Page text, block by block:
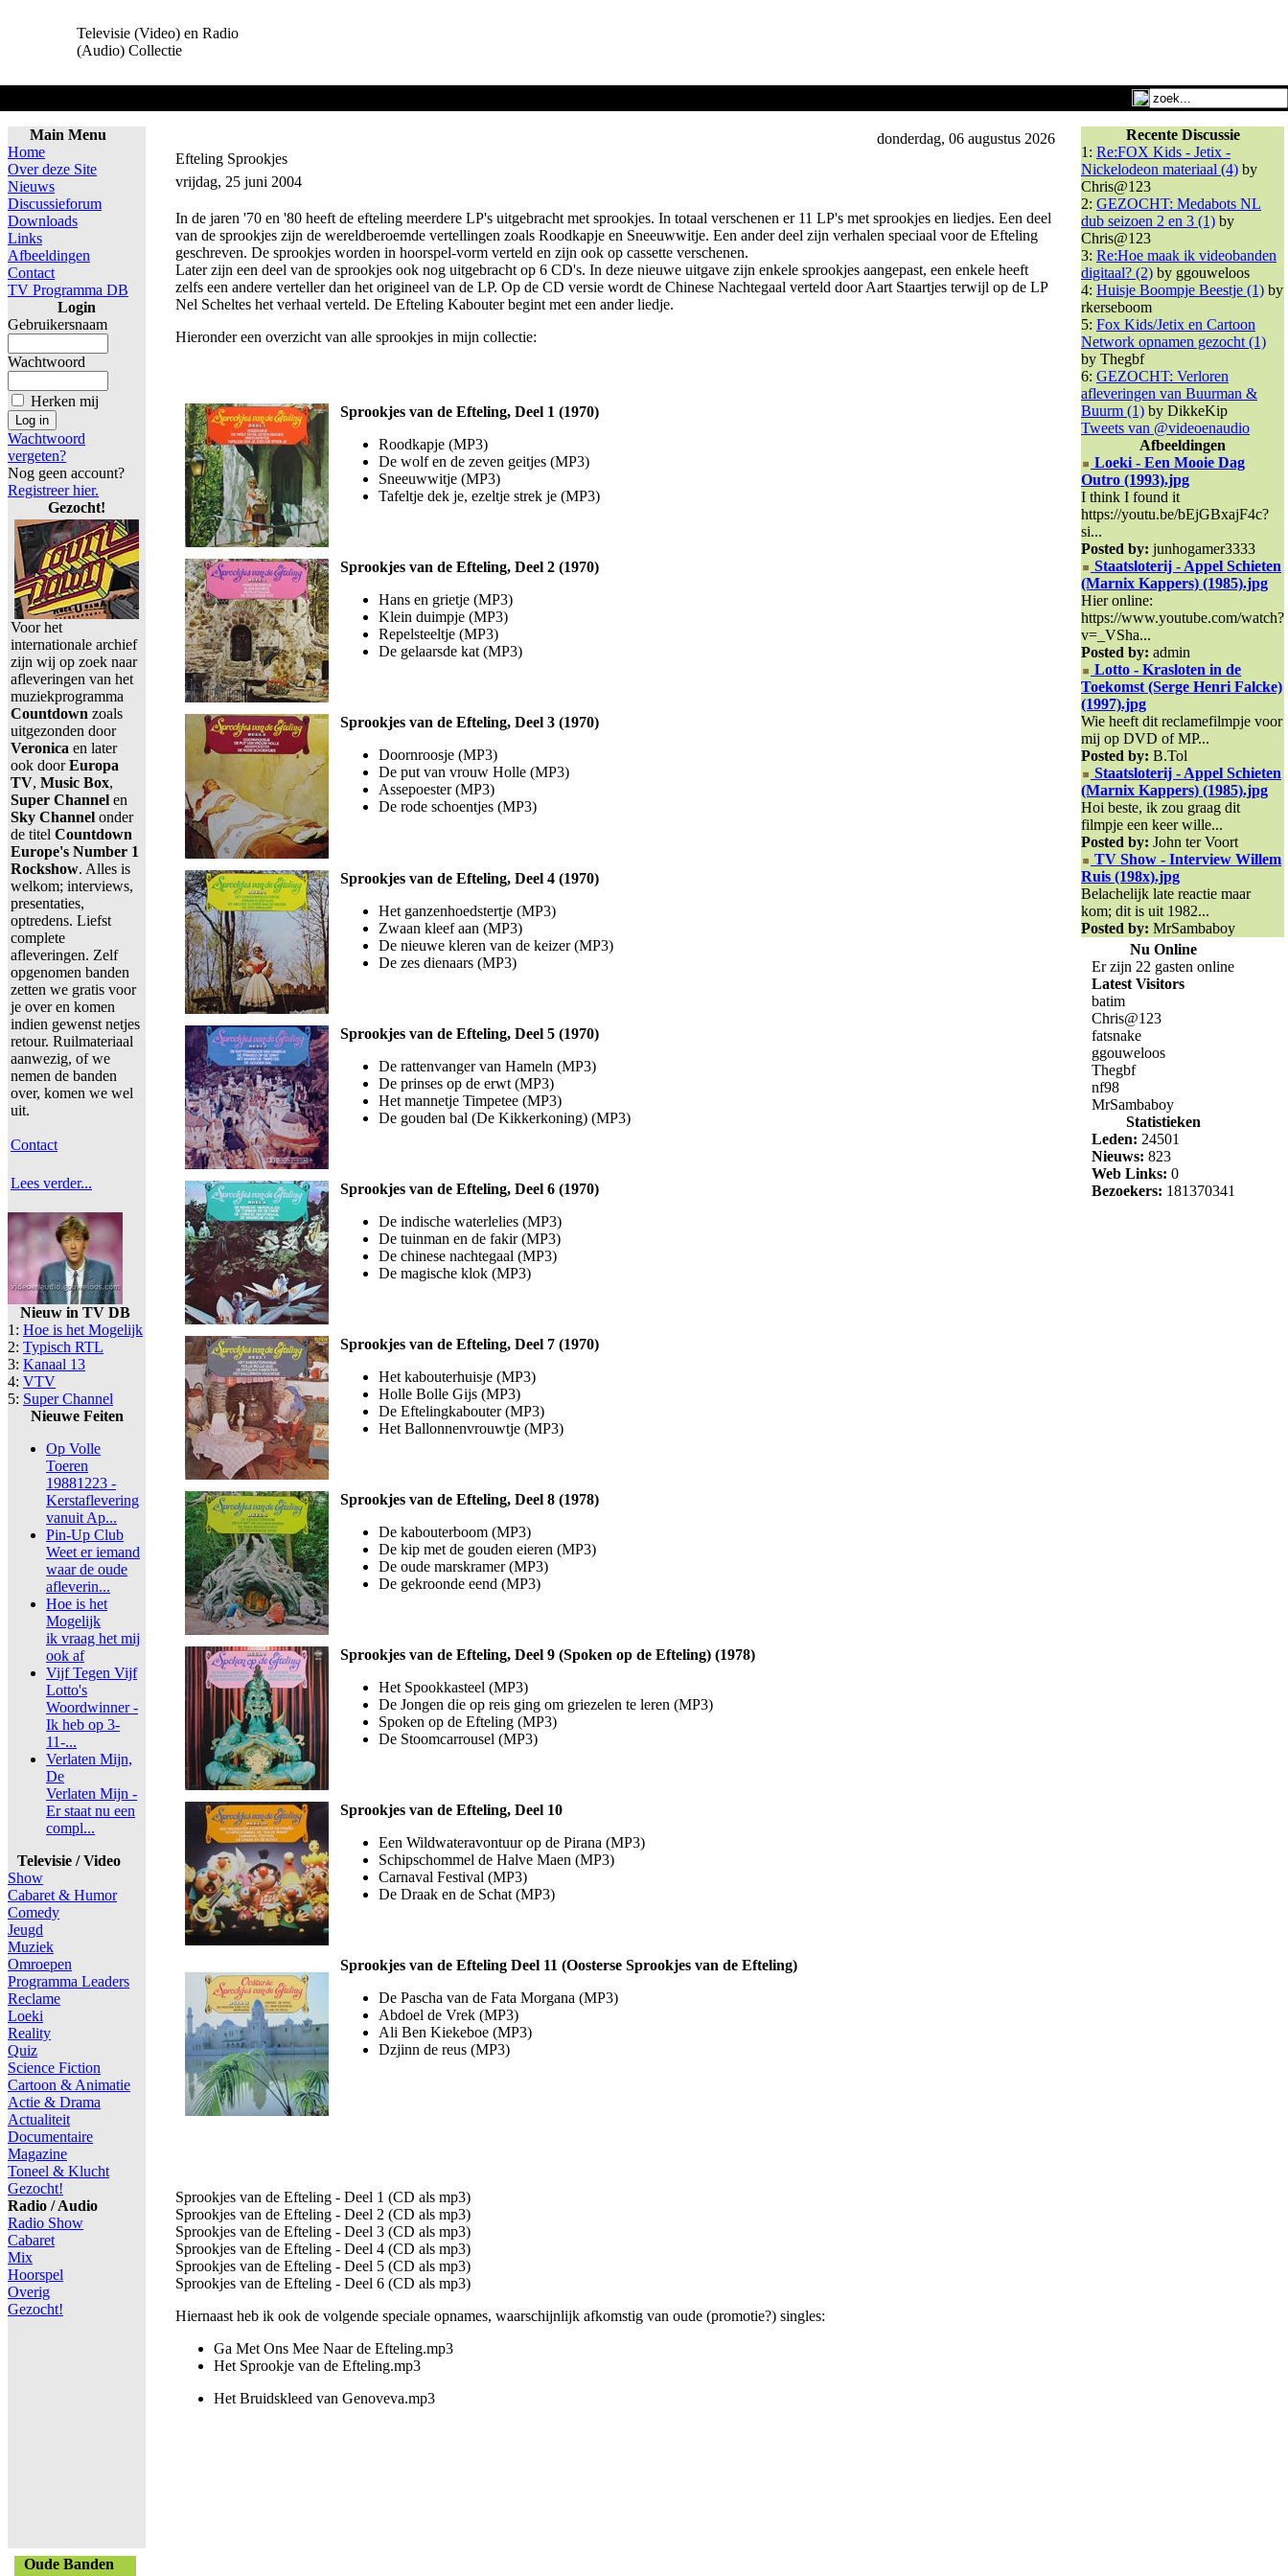
Televisie (Video) en Radio
(Audio) Collectie
Main Menu
Home
Over deze Site
Nieuws
Discussieforum
Downloads
Links
Afbeeldingen
Contact
TV Programma DB
Login
Gebruikersnaam
Wachtwoord
Herken mij
Wachtwoord
vergeten?
Nog geen account?
Registreer hier.
Gezocht!
Voor het
internationale archief
zijn wij op zoek naar
afleveringen van het
muziekprogramma
Countdown zoals
uitgezonden door
Veronica en later
ook doorEuropa
TV, Music Box,
Super Channel en
Sky Channel onder
de titel Countdown
Europe's Number 1
Rockshow. Alles is
welkom; interviews,
presentaties,
optredens. Liefst
complete
afleveringen. Zelf
opgenomen banden
zetten we gratis voor
je over en komen
indien gewenst netjes
retour. Ruilmateriaal
aanwezig, of we
nemen de banden
over, komen we wel
uit.
Contact
Lees verder...
Nieuw in TV DB
1: Hoe is het Mogelijk
2: Typisch RTL
3: Kanaal 13
4: VTV
5: Super Channel
Nieuwe Feiten
Op Volle
Toeren
19881223 -
Kerstaflevering
vanuit Ap...
Pin-Up Club
Weet er iemand
waar de oude
afleverin...
Hoe is het
Mogelijk
ik vraag het mij
ook af
Vijf Tegen Vijf
Lotto's
Woordwinner -
Ik heb op 3-
11-...
Verlaten Mijn,
De
Verlaten Mijn -
Er staat nu een
compl...
Televisie / Video
Show
Cabaret & Humor
Comedy
Jeugd
Muziek
Omroepen
Programma Leaders
Reclame
Loeki
Reality
Quiz
Science Fiction
Cartoon & Animatie
Actie & Drama
Actualiteit
Documentaire
Magazine
Toneel & Klucht
Gezocht!
Radio / Audio
Radio Show
Cabaret
Mix
Hoorspel
Overig
Gezocht!
Oude Banden
donderdag, 06 augustus 2026
Efteling Sprookjes
vrijdag, 25 juni 2004
In de jaren '70 en '80 heeft de efteling meerdere LP's uitgebracht met sprookjes. In totaal verschenen er 11 LP's met sprookjes en liedjes. Een deel
van de sprookjes zijn de wereldberoemde vertellingen zoals Roodkapje en Sneeuwwitje. Een ander deel zijn verhalen speciaal voor de Efteling
geschreven. De sprookjes worden in hoorspel-vorm verteld en zijn ook op cassette verschenen.
Later zijn een deel van de sprookjes ook nog uitgebracht op 6 CD's. In deze nieuwe uitgave zijn enkele sprookjes aangepast, een enkele heeft
zelfs een andere verteller dan het origineel van de LP. Op de CD versie wordt de Chinese Nachtegaal verteld door Aart Staartjes terwijl op de LP
Nel Scheltes het verhaal verteld. De Efteling Kabouter begint met een ander liedje.
Hieronder een overzicht van alle sprookjes in mijn collectie:
Sprookjes van de Efteling, Deel 1 (1970)
Roodkapje (MP3)
De wolf en de zeven geitjes (MP3)
Sneeuwwitje (MP3)
Tafeltje dek je, ezeltje strek je (MP3)
Sprookjes van de Efteling, Deel 2 (1970)
Hans en grietje (MP3)
Klein duimpje (MP3)
Repelsteeltje (MP3)
De gelaarsde kat (MP3)
Sprookjes van de Efteling, Deel 3 (1970)
Doornroosje (MP3)
De put van vrouw Holle (MP3)
Assepoester (MP3)
De rode schoentjes (MP3)
Sprookjes van de Efteling, Deel 4 (1970)
Het ganzenhoedstertje (MP3)
Zwaan kleef aan (MP3)
De nieuwe kleren van de keizer (MP3)
De zes dienaars (MP3)
Sprookjes van de Efteling, Deel 5 (1970)
De rattenvanger van Hameln (MP3)
De prinses op de erwt (MP3)
Het mannetje Timpetee (MP3)
De gouden bal (De Kikkerkoning) (MP3)
Sprookjes van de Efteling, Deel 6 (1970)
De indische waterlelies (MP3)
De tuinman en de fakir (MP3)
De chinese nachtegaal (MP3)
De magische klok (MP3)
Sprookjes van de Efteling, Deel 7 (1970)
Het kabouterhuisje (MP3)
Holle Bolle Gijs (MP3)
De Eftelingkabouter (MP3)
Het Ballonnenvrouwtje (MP3)
Sprookjes van de Efteling, Deel 8 (1978)
De kabouterboom (MP3)
De kip met de gouden eieren (MP3)
De oude marskramer (MP3)
De gekroonde eend (MP3)
Sprookjes van de Efteling, Deel 9 (Spoken op de Efteling) (1978)
Het Spookkasteel (MP3)
De Jongen die op reis ging om griezelen te leren (MP3)
Spoken op de Efteling (MP3)
De Stoomcarrousel (MP3)
Sprookjes van de Efteling, Deel 10
Een Wildwateravontuur op de Pirana (MP3)
Schipschommel de Halve Maen (MP3)
Carnaval Festival (MP3)
De Draak en de Schat (MP3)
Sprookjes van de Efteling Deel 11 (Oosterse Sprookjes van de Efteling)
De Pascha van de Fata Morgana (MP3)
Abdoel de Vrek (MP3)
Ali Ben Kiekeboe (MP3)
Dzjinn de reus (MP3)
Sprookjes van de Efteling - Deel 1 (CD als mp3)
Sprookjes van de Efteling - Deel 2 (CD als mp3)
Sprookjes van de Efteling - Deel 3 (CD als mp3)
Sprookjes van de Efteling - Deel 4 (CD als mp3)
Sprookjes van de Efteling - Deel 5 (CD als mp3)
Sprookjes van de Efteling - Deel 6 (CD als mp3)
Hiernaast heb ik ook de volgende speciale opnames, waarschijnlijk afkomstig van oude (promotie?) singles:
Ga Met Ons Mee Naar de Efteling.mp3
Het Sprookje van de Efteling.mp3
Het Bruidskleed van Genoveva.mp3
Recente Discussie
1: Re:FOX Kids - Jetix -
Nickelodeon materiaal (4) by
Chris@123
2: GEZOCHT: Medabots NL
dub seizoen 2 en 3 (1) by
Chris@123
3: Re:Hoe maak ik videobanden
digitaal? (2) by ggouweloos
4: Huisje Boompje Beestje (1) by
rkerseboom
5: Fox Kids/Jetix en Cartoon
Network opnamen gezocht (1)
by Thegbf
6: GEZOCHT: Verloren
afleveringen van Buurman &
Buurm (1) by DikkeKip
Tweets van @videoenaudio
Afbeeldingen
Loeki - Een Mooie Dag
Outro (1993).jpg
I think I found it
https://youtu.be/bEjGBxajF4c?
si...
Posted by: junhogamer3333
Staatsloterij - Appel Schieten
(Marnix Kappers) (1985).jpg
Hier online:
https://www.youtube.com/watch?
v=_VSha...
Posted by: admin
Lotto - Krasloten in de
Toekomst (Serge Henri Falcke)
(1997).jpg
Wie heeft dit reclamefilmpje voor
mij op DVD of MP...
Posted by: B.Tol
Staatsloterij - Appel Schieten
(Marnix Kappers) (1985).jpg
Hoi beste, ik zou graag dit
filmpje een keer wille...
Posted by: John ter Voort
TV Show - Interview Willem
Ruis (198x).jpg
Belachelijk late reactie maar
kom; dit is uit 1982...
Posted by: MrSambaboy
Nu Online
Er zijn 22 gasten online
Latest Visitors
batim
Chris@123
fatsnake
ggouweloos
Thegbf
nf98
MrSambaboy
Statistieken
Leden: 24501
Nieuws: 823
Web Links: 0
Bezoekers: 181370341